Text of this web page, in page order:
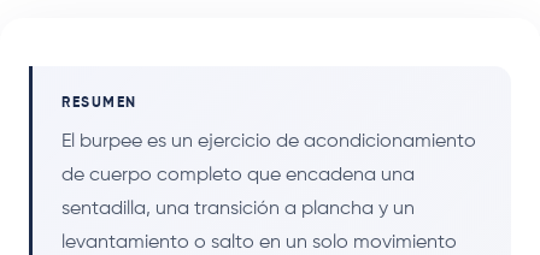
RESUMEN
El burpee es un ejercicio de acondicionamiento
de cuerpo completo que encadena una
sentadilla, una transición a plancha y un
levantamiento o salto en un solo movimiento